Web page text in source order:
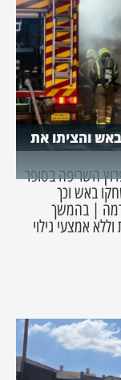
והציתו את
השריפה בסופר
באש וכך
| בהמשך
אמצעי גילוי